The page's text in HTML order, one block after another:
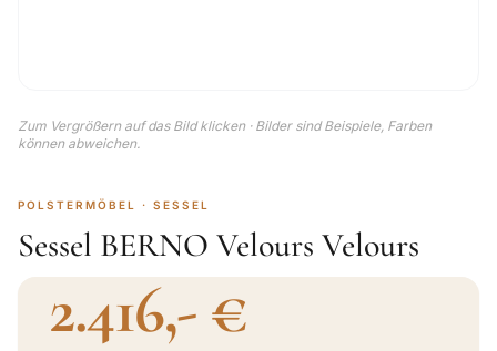
Zum Vergrößern auf das Bild klicken · Bilder sind Beispiele, Farben
können abweichen.
POLSTERMÖBEL · SESSEL
Sessel BERNO Velours Velours
2.416,- €